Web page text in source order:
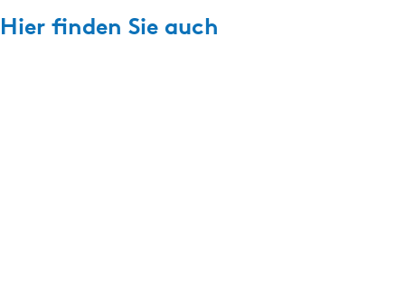
Hier finden Sie auch